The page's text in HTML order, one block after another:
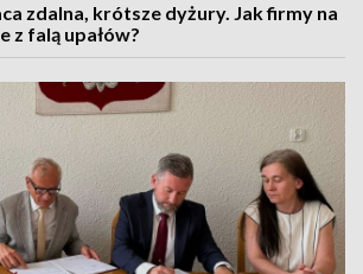
zdalna, krótsze dyżury. Jak firmy na
z falą upałów?